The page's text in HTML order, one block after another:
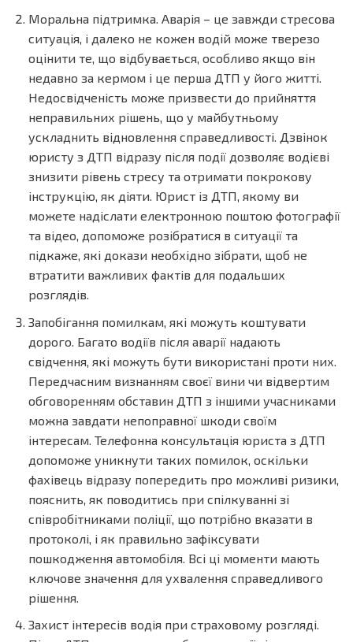
Моральна підтримка. Аварія – це завжди стресова
ситуація, і далеко не кожен водій може тверезо
оцінити те, що відбувається, особливо якщо він
недавно за кермом і це перша ДТП у його житті.
Недосвідченість може призвести до прийняття
неправильних рішень, що у майбутньому
ускладнить відновлення справедливості. Дзвінок
юристу з ДТП відразу після події дозволяє водієві
знизити рівень стресу та отримати покрокову
інструкцію, як діяти. Юрист із ДТП, якому ви
можете надіслати електронною поштою фотографії
та відео, допоможе розібратися в ситуації та
підкаже, які докази необхідно зібрати, щоб не
втратити важливих фактів для подальших
розглядів.
Запобігання помилкам, які можуть коштувати
дорого. Багато водіїв після аварії надають
свідчення, які можуть бути використані проти них.
Передчасним визнанням своєї вини чи відвертим
обговоренням обставин ДТП з іншими учасниками
можна завдати непоправної шкоди своїм
інтересам. Телефонна консультація юриста з ДТП
допоможе уникнути таких помилок, оскільки
фахівець відразу попередить про можливі ризики,
пояснить, як поводитись при спілкуванні зі
співробітниками поліції, що потрібно вказати в
протоколі, і як правильно зафіксувати
пошкодження автомобіля. Всі ці моменти мають
ключове значення для ухвалення справедливого
рішення.
Захист інтересів водія при страховому розгляді.